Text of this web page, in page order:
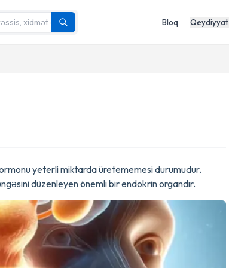
Bloq Qeydiyyat
yeterli miktarda üretememesi durumudur.
düzenleyen önemli bir endokrin organdır.